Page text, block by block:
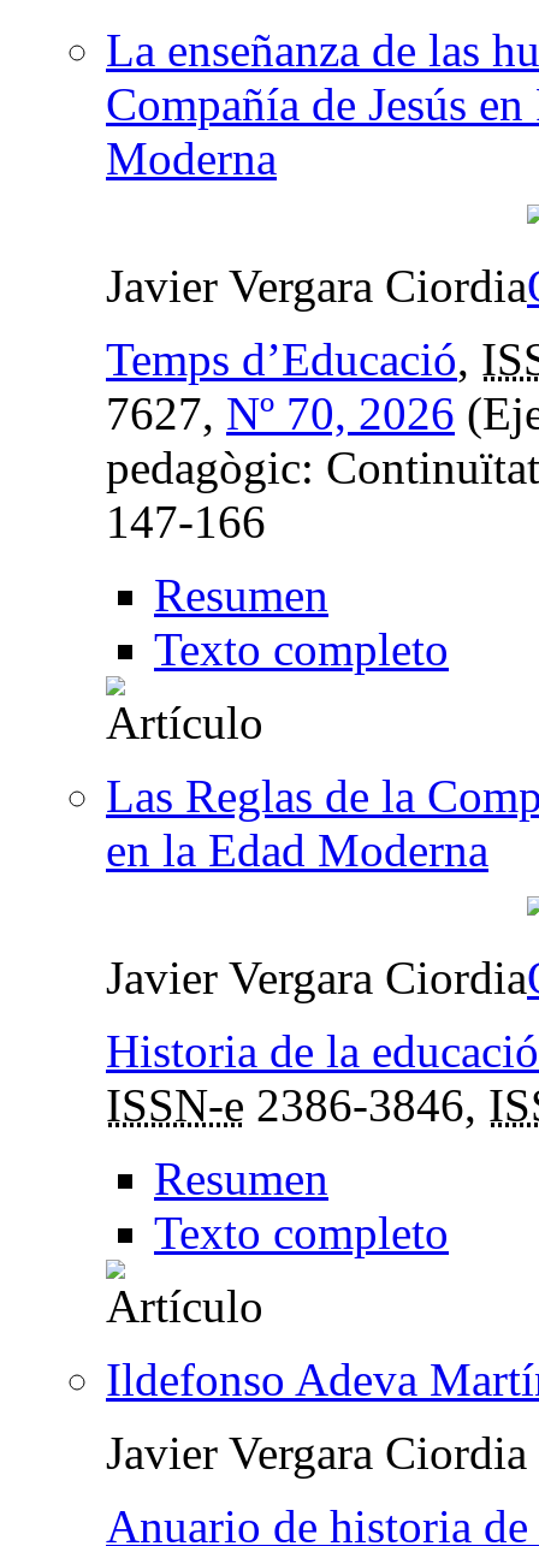
La enseñanza de las
Compañía de Jesús
Moderna
Javier Vergara Ciordia
Temps d’Educació,
7627, Nº 70, 2026
pedagògic:
147-166
Resumen
Texto completo
Las Reglas de la
en la Edad Moderna
Javier Vergara Ciordia
Historia de la
ISSN-e 2386-3846,
Resumen
Texto completo
Ildefonso Adeva
Javier Vergara Ciordia
Anuario de historia